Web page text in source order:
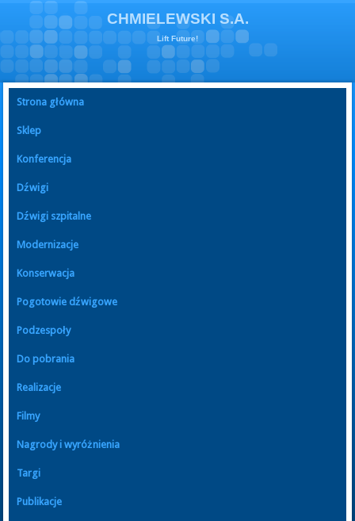
CHMIELEWSKI S.A.
Lift Future!
Strona główna
Sklep
Konferencja
Dźwigi
Dźwigi szpitalne
Modernizacje
Konserwacja
Pogotowie dźwigowe
Podzespoły
Do pobrania
Realizacje
Filmy
Nagrody i wyróżnienia
Targi
Publikacje